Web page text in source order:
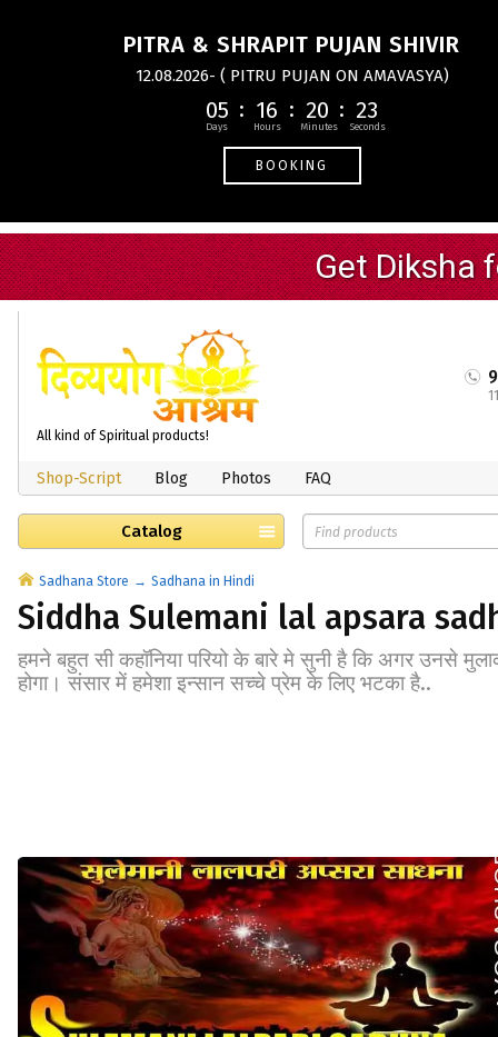
PITRA & SHRAPIT PUJAN SHIVIR
12.08.2026- ( PITRU PUJAN ON AMAVASYA)
05 16 20 22
BOOKING
All kind of Spiritual products!
Shop-Script Blog Photos FAQ
Catalog
Sadhana Store Sadhana in Hindi
Siddha Sulemani lal apsara
हमने बहुत सी कहॉनिया परियो के बारे मे सुनी है कि अगर उनसे
होगा। संसार में हमेशा इन्सान सच्चे प्रेम के लिए भटका है..